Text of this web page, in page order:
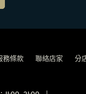
務條款 聯絡店家 分